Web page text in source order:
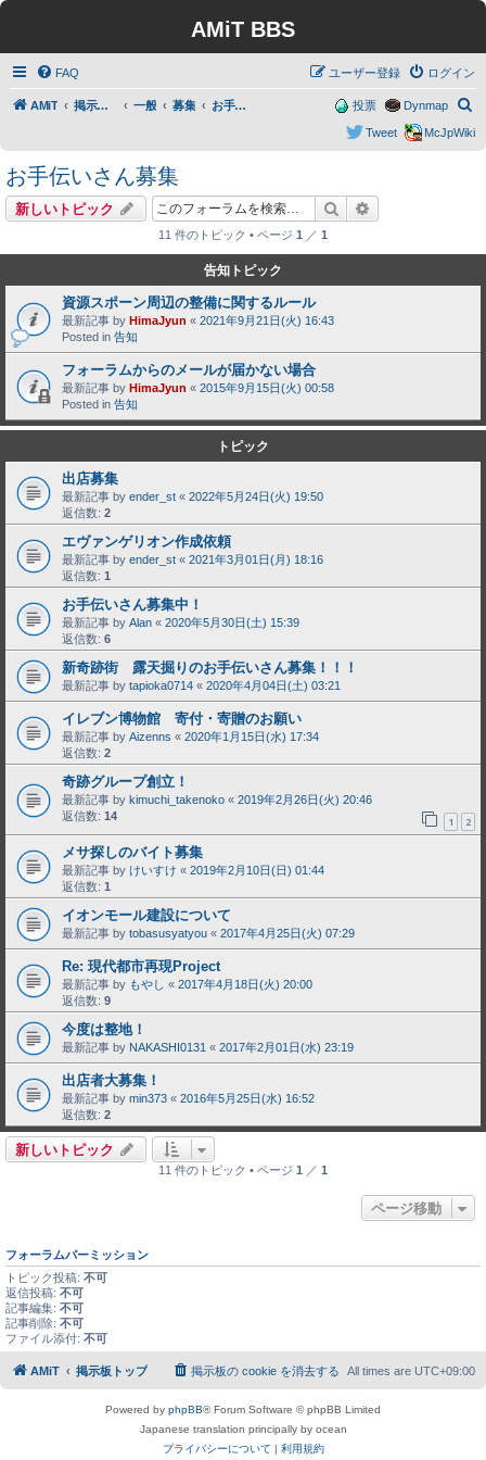
AMiT BBS
FAQ ログイン
ユーザー登録
AMiT 掲示板トップ 一般 募集 お手伝いさん募集
索
Dynmap
投票
McJpWiki
Tweet
お手伝いさん募集
新しいトピック 検索
11 件のトピック • ページ 1 ／ 1
告知トピック
資源スポーン周辺の整備に関するルール
最新記事 by HimaJyun « 2021年9月21日(火) 16:43
Posted in 告知
フォーラムからのメールが届かない場合
最新記事 by HimaJyun « 2015年9月15日(火) 00:58
Posted in 告知
トピック
出店募集
最新記事 by ender_st « 2022年5月24日(火) 19:50
返信数: 2
エヴァンゲリオン作成依頼
最新記事 by ender_st « 2021年3月01日(月) 18:16
返信数: 1
お手伝いさん募集中！
最新記事 by Alan « 2020年5月30日(土) 15:39
返信数: 6
新奇跡街 露天掘りのお手伝いさん募集！！！
最新記事 by tapioka0714 « 2020年4月04日(土) 03:21
イレブン博物館 寄付・寄贈のお願い
最新記事 by Aizenns « 2020年1月15日(水) 17:34
返信数: 2
奇跡グループ創立！
最新記事 by kimuchi_takenoko « 2019年2月26日(火) 20:46
返信数: 14 1 2
メサ探しのバイト募集
最新記事 by けいすけ « 2019年2月10日(日) 01:44
返信数: 1
イオンモール建設について
最新記事 by tobasusyatyou « 2017年4月25日(火) 07:29
Re: 現代都市再現Project
最新記事 by もやし « 2017年4月18日(火) 20:00
返信数: 9
今度は整地！
最新記事 by NAKASHI0131 « 2017年2月01日(水) 23:19
出店者大募集！
最新記事 by min373 « 2016年5月25日(水) 16:52
返信数: 2
新しいトピック
11 件のトピック • ページ 1 ／ 1
ページ移動
フォーラムパーミッション
トピック投稿: 不可
返信投稿: 不可
記事編集: 不可
記事削除: 不可
ファイル添付: 不可
AMiT 掲示板トップ All times are UTC+09:00
掲示板の cookie を消去する
Powered by phpBB® Forum Software © phpBB Limited
Japanese translation principally by ocean
プライバシーについて | 利用規約